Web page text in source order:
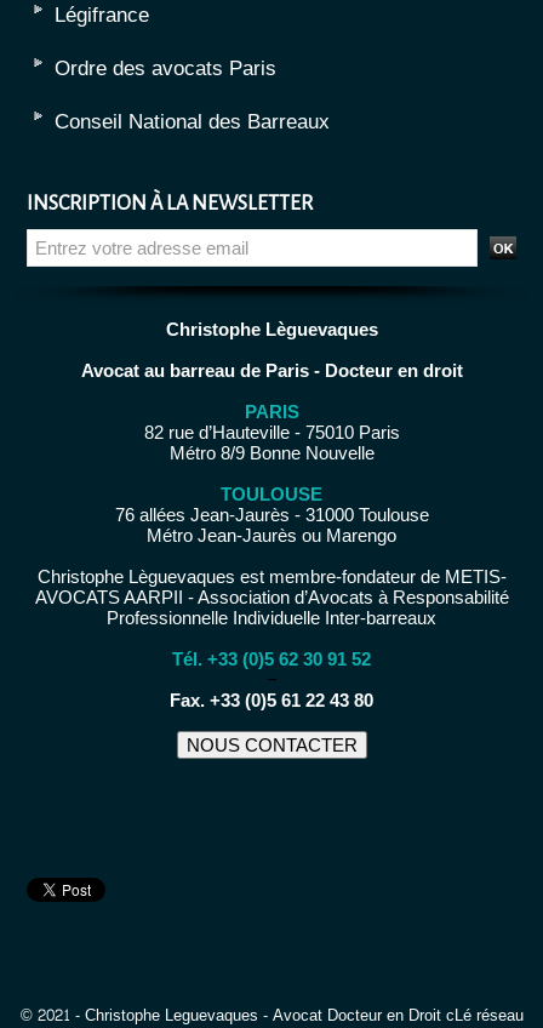
Légifrance
Ordre des avocats Paris
Conseil National des Barreaux
INSCRIPTION À LA NEWSLETTER
Christophe Lèguevaques
Avocat au barreau de Paris - Docteur en droit
PARIS
82 rue d’Hauteville - 75010 Paris
Métro 8/9 Bonne Nouvelle
TOULOUSE
76 allées Jean-Jaurès - 31000 Toulouse
Métro Jean-Jaurès ou Marengo
Christophe Lèguevaques est membre-fondateur de METIS-
AVOCATS AARPII - Association d’Avocats à Responsabilité
Professionnelle Individuelle Inter-barreaux
Tél. +33 (0)5 62 30 91 52
−
Fax. +33 (0)5 61 22 43 80
NOUS CONTACTER
© 2021 - Christophe Leguevaques - Avocat Docteur en Droit cLé réseau